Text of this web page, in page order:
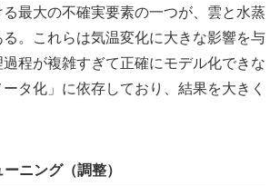
最大の不確実要素の一つが、雲と水蒸
。これらは気温変化に大きな影響を与
過程が複雑すぎて正確にモデル化できな
タ化」に依存しており、結果を大きく
ニング（調整）